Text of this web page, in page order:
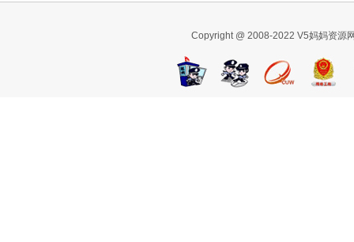
Copyright @ 2008-2022 V5妈妈资源